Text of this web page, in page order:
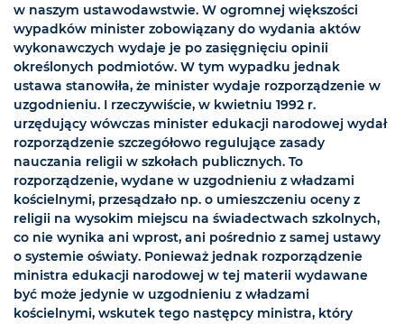
w naszym ustawodawstwie. W ogromnej większości
wypadków minister zobowiązany do wydania aktów
wykonawczych wydaje je po zasięgnięciu opinii
określonych podmiotów. W tym wypadku jednak
ustawa stanowiła, że minister wydaje rozporządzenie w
uzgodnieniu. I rzeczywiście, w kwietniu 1992 r.
urzędujący wówczas minister edukacji narodowej wydał
rozporządzenie szczegółowo regulujące zasady
nauczania religii w szkołach publicznych. To
rozporządzenie, wydane w uzgodnieniu z władzami
kościelnymi, przesądzało np. o umieszczeniu oceny z
religii na wysokim miejscu na świadectwach szkolnych,
co nie wynika ani wprost, ani pośrednio z samej ustawy
o systemie oświaty. Ponieważ jednak rozporządzenie
ministra edukacji narodowej w tej materii wydawane
być może jedynie w uzgodnieniu z władzami
kościelnymi, wskutek tego następcy ministra, który